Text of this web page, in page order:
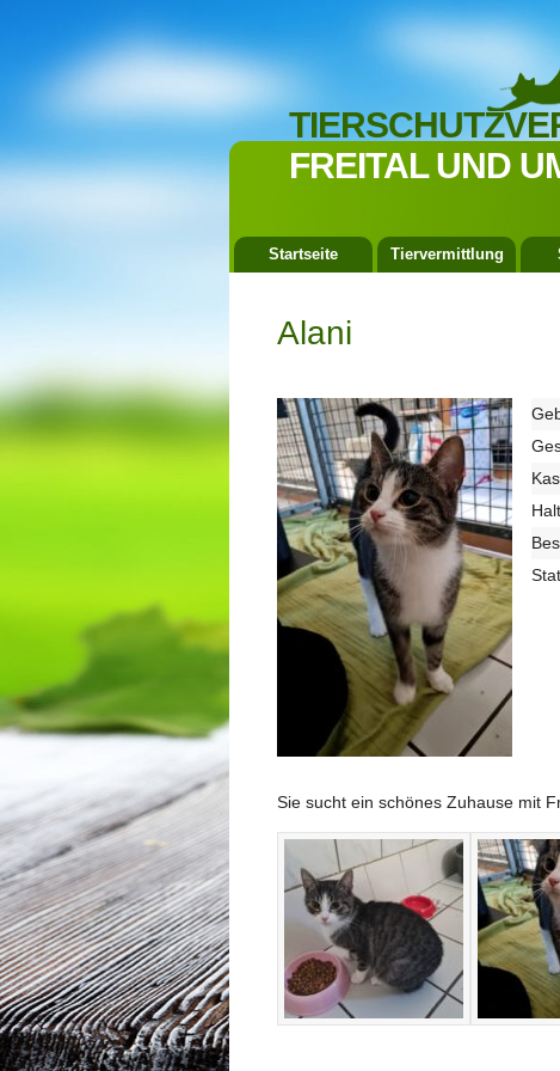
FREITAL UND
Startseite Tiervermittlung
Alani
Sie sucht ein schönes Zuhause mit